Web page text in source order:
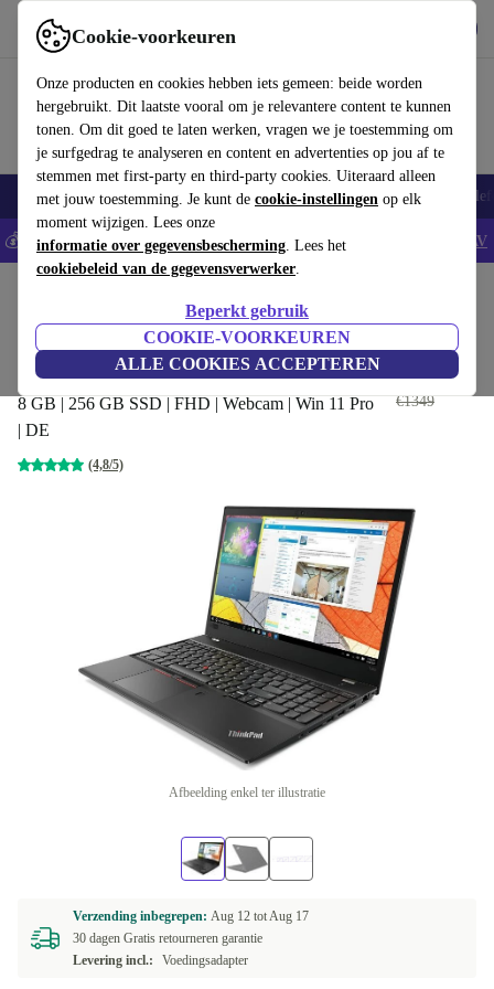
Cookie-voorkeuren
Onze producten en cookies hebben iets gemeen: beide worden
hergebruikt. Dit laatste vooral om je relevantere content te kunnen
tonen. Om dit goed te laten werken, vragen we je toestemming om
je surfgedrag te analyseren en content en advertenties op jou af te
stemmen met first-party en third-party cookies. Uiteraard alleen
met jouw toestemming. Je kunt de cookie-instellingen op elk
moment wijzigen. Lees onze
informatie over gegevensbescherming. Lees het
cookiebeleid van de gegevensverwerker.
Beperkt gebruik
COOKIE-VOORKEUREN
ALLE COOKIES ACCEPTEREN
Gebruik refurbed snel en eenvoudig
Smartphones Laptops Tablets Smartwatches Accessoires
💰Bespaar 5% EXTRA op alle iPhones - Code: IPHONEDEAL - AV
Lenovo ThinkPad T580 | i7-
8650U | 15.6-inch
8 GB | 256 GB SSD | FHD | Webcam | Win 11 Pro
| DE
(4,8/5)
€373,73
€1349
Afbeelding enkel ter illustratie
Verzending inbegrepen: Aug 12 totAug 17
30 dagen Gratis retourneren garantie
Levering incl.:
Voedingsadapter